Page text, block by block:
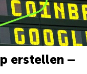
erstellen –